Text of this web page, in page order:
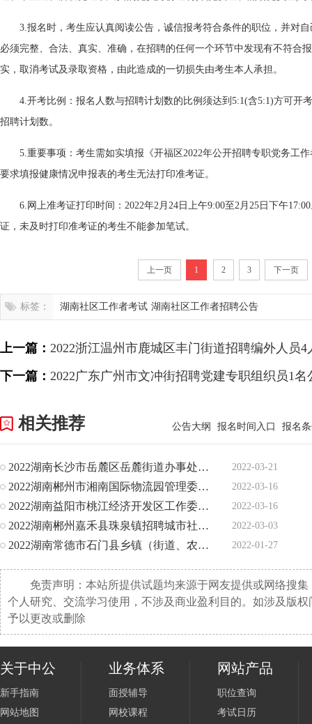
3.报名时，考生应认真阅读公告，诚信报考符合条件的职位，并对
必须完整、合法、真实、准确，在招聘的任何一个环节中发现有不符合
实，取消考试及录取资格，由此造成的一切损失由考生本人承担。
4.开考比例：报名人数与招聘计划数的比例须达到5:1(含5:1)方可开
招聘计划数。
5.重要事项：考生需如实填报《开福区2022年公开招聘专职党务工
要求填报健康情况申报表的考生无法打印准考证。
6.网上准考证打印时间：2022年2月24日上午9:00至2月25日下午
证，未及时打印准考证的考生不能参加笔试。
上一页 1 2 3 下一页
标签： 湖南社区工作者考试 湖南社区工作者招聘公告
上一篇： 2022浙江温州市鹿城区丰门街道招聘编外人员4
下一篇： 2022广东广州市文冲街招聘党建专职组织员1名
相关推荐 公告大纲 报名时间入口 报名
2022湖南长沙市岳麓区岳麓街道办事处招聘8人公告 2022-03-21
2022湖南郴州市湘南国际物流园管理委员会招聘9人公告 2022-03-16
2022湖南益阳市桃江经济开发区工作委员会招聘两新组织专职党 2022-03-16
2022湖南郴州嘉禾县珠泉镇招聘城市社区网格化管理信息员130 2022-03-03
2022湖南常德市石门县乡镇（街道、农林场）社会工作服务站招 2022-01-27
免责声明：本站所提供试题均来源于网友提供或网络搜
个人研究、交流学习使用，不涉及商业盈利目的。如涉及版
予以更改或删除
关于中公
新手指南
网站地图
业务体系
面授辅导
网校课程
网站产品
职位查询
考试日历